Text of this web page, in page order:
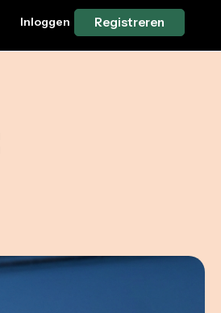
Inloggen Registreren